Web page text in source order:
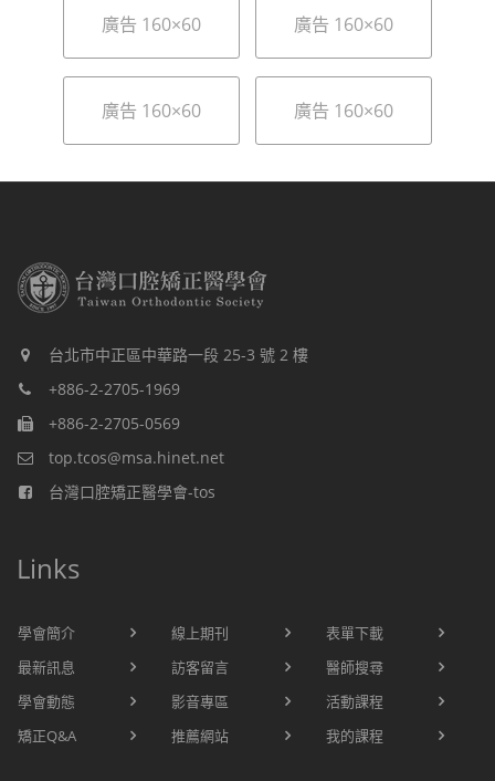
廣告 160×60 廣告 160×60
廣告 160×60 廣告 160×60
台北市中正區中華路一段 25-3 號 2 樓
+886-2-2705-1969
+886-2-2705-0569
top.tcos@msa.hinet.net
台灣口腔矯正醫學會-tos
Links
學會簡介
最新訊息
學會動態
矯正Q&A
線上期刊
訪客留言
影音專區
推薦網站
表單下載
醫師搜尋
活動課程
我的課程